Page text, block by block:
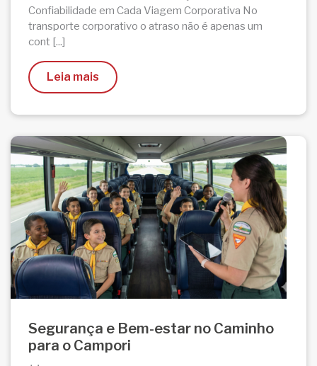
Confiabilidade em Cada Viagem Corporativa No
transporte corporativo o atraso não é apenas um
cont [...]
Leia mais
Segurança e Bem-estar no Caminho
para o Campori